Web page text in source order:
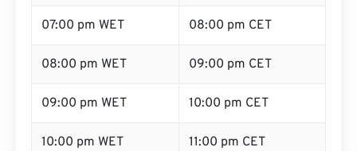
07:00 pm WET 08:00 pm CET
08:00 pm WET 09:00 pm CET
09:00 pm WET 10:00 pm CET
10:00 pm WET 11:00 pm CET